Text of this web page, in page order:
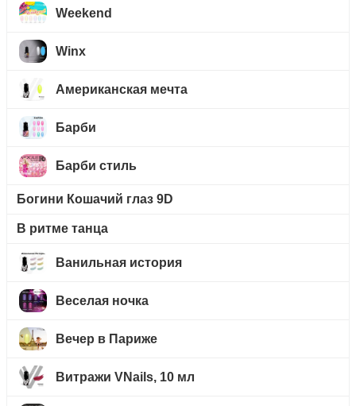
Weekend
Winx
Американская мечта
Барби
Барби стиль
Богини Кошачий глаз 9D
В ритме танца
Ванильная история
Веселая ночка
Вечер в Париже
Витражи VNails, 10 мл